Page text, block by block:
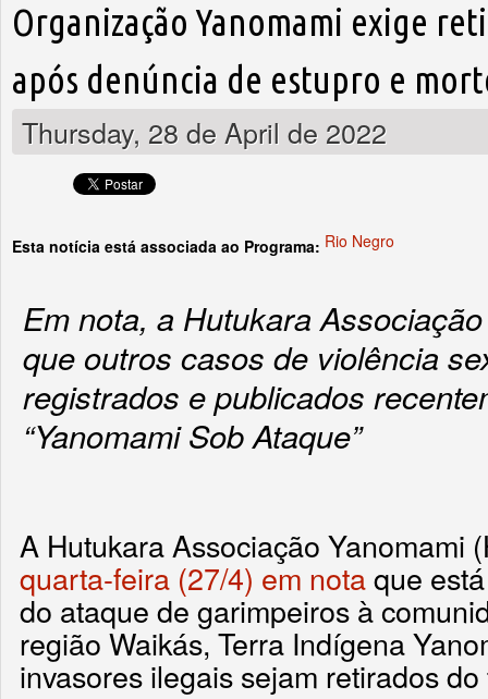
Organização Yanomami exige
após denúncia de estupro e
Thursday, 28 de April de 2022
Esta notícia está associada ao Programa: Rio Negro
Em nota, a Hutukara
que outros casos de violência
registrados e publicados
“Yanomami Sob Ataque”
A Hutukara Associação Yanomami
quarta-feira (27/4) em notaque
do ataque de garimpeiros à
região Waikás, Terra Indígena
invasores ilegais sejam retirados